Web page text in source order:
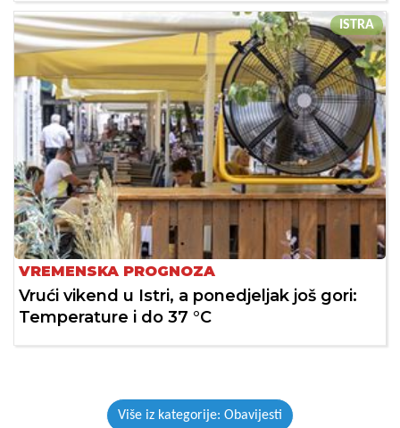
ISTRA
VREMENSKA PROGNOZA
Vrući vikend u Istri, a ponedjeljak još gori:
Temperature i do 37 °C
Više iz kategorije: Obavijesti